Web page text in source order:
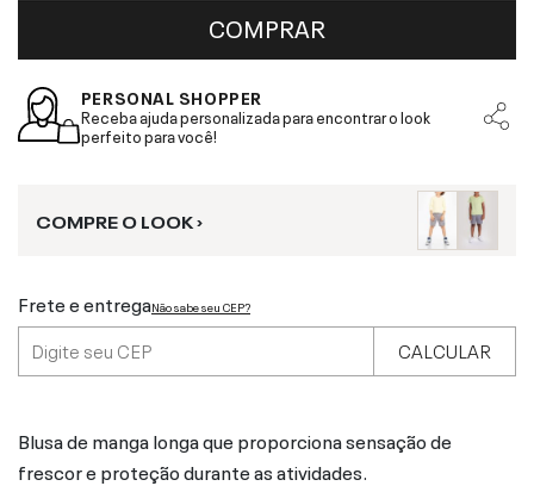
COMPRAR
PERSONAL SHOPPER
Receba ajuda personalizada para encontrar o look
perfeito para você!
COMPRE O LOOK ›
Frete e entregaNão sabe seu CEP?
CALCULAR
Blusa de manga longa que proporciona sensação de
frescor e proteção durante as atividades.